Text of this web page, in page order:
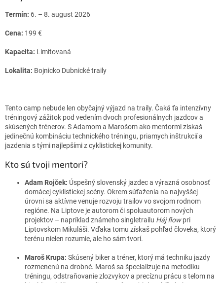
Termín: 6. – 8. august 2026
Cena: 199 €
Kapacita: Limitovaná
Lokalita: Bojnicko Dubnické traily
Tento camp nebude len obyčajný výjazd na traily. Čaká ťa intenzívny
tréningový zážitok pod vedením dvoch profesionálnych jazdcov a
skúsených trénerov. S Adamom a Marošom ako mentormi získaš
jedinečnú kombináciu technického tréningu, priamych inštrukcií a
jazdenia s tými najlepšími z cyklistickej komunity.
Kto sú tvoji mentori?
Adam Rojček: Úspešný slovenský jazdec a výrazná osobnosť
domácej cyklistickej scény. Okrem súťaženia na najvyššej
úrovni sa aktívne venuje rozvoju trailov vo svojom rodnom
regióne. Na Liptove je autorom či spoluautorom nových
projektov – napríklad známeho singletrailu Háj flowpri
Liptovskom Mikuláši. Vďaka tomu získaš pohľad človeka, ktorý
terénu nielen rozumie, ale ho sám tvorí.
Maroš Krupa: Skúsený biker a tréner, ktorý má techniku jazdy
rozmenenú na drobné. Maroš sa špecializuje na metodiku
tréningu, odstraňovanie zlozvykov a precíznu prácu s telom na